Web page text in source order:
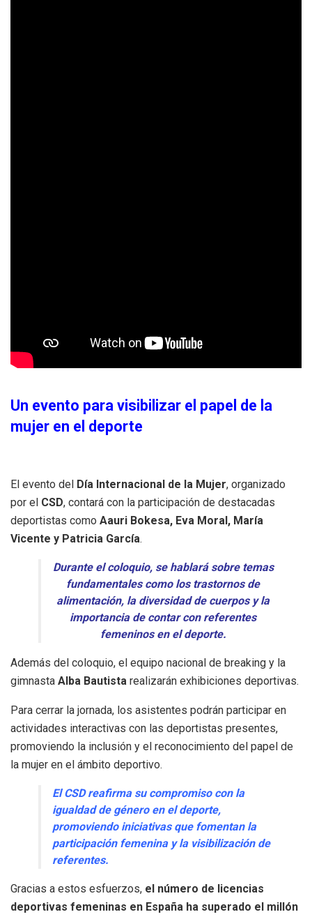
Un evento para visibilizar el papel de la
mujer en el deporte
El evento del Día Internacional de la Mujer, organizado
por el CSD, contará con la participación de destacadas
deportistas como Aauri Bokesa, Eva Moral, María
Vicente y Patricia García.
Durante el coloquio, se hablará sobre temas
fundamentales como los trastornos de
alimentación, la diversidad de cuerpos y la
importancia de contar con referentes
femeninos en el deporte.
Además del coloquio, el equipo nacional de breaking y la
gimnasta Alba Bautista realizarán exhibiciones deportivas.
Para cerrar la jornada, los asistentes podrán participar en
actividades interactivas con las deportistas presentes,
promoviendo la inclusión y el reconocimiento del papel de
la mujer en el ámbito deportivo.
El CSD reafirma su compromiso con la
igualdad de género en el deporte,
promoviendo iniciativas que fomentan la
participación femenina y la visibilización de
referentes.
Gracias a estos esfuerzos, el número de licencias
deportivas femeninas en España ha superado el millón